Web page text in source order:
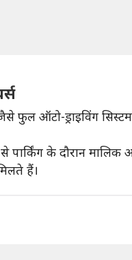
फुल ऑटो-ड्राइविंग
पार्किंग के दौरान
हैं।